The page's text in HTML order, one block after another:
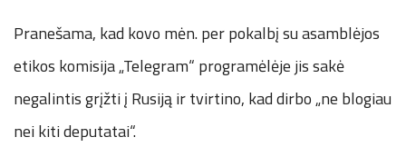
Pranešama, kad kovo mėn. per pokalbį su asamblėjos
etikos komisija „Telegram“ programėlėje jis sakė
negalintis grįžti į Rusiją ir tvirtino, kad dirbo „ne blogiau
nei kiti deputatai“.